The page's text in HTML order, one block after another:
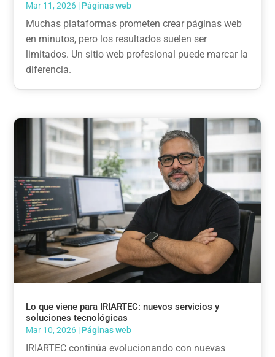
Mar 11, 2026 | Páginas web
Muchas plataformas prometen crear páginas web
en minutos, pero los resultados suelen ser
limitados. Un sitio web profesional puede marcar la
diferencia.
Lo que viene para IRIARTEC: nuevos servicios y
soluciones tecnológicas
Mar 10, 2026 | Páginas web
IRIARTEC continúa evolucionando con nuevas